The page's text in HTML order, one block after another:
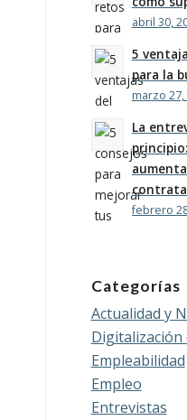
abril 30,
5
para la
marzo 27,
La
febrero
Categorías
Actualidad y
Digitalización
Empleabilidad
Empleo
Entrevistas